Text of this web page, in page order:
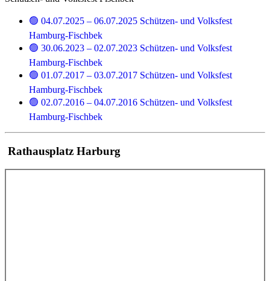
🟢 04.07.2025 – 06.07.2025 Schützen- und Volksfest
Hamburg-Fischbek
🟢 30.06.2023 – 02.07.2023 Schützen- und Volksfest
Hamburg-Fischbek
🟢 01.07.2017 – 03.07.2017 Schützen- und Volksfest
Hamburg-Fischbek
🟢 02.07.2016 – 04.07.2016 Schützen- und Volksfest
Hamburg-Fischbek
Rathausplatz Harburg